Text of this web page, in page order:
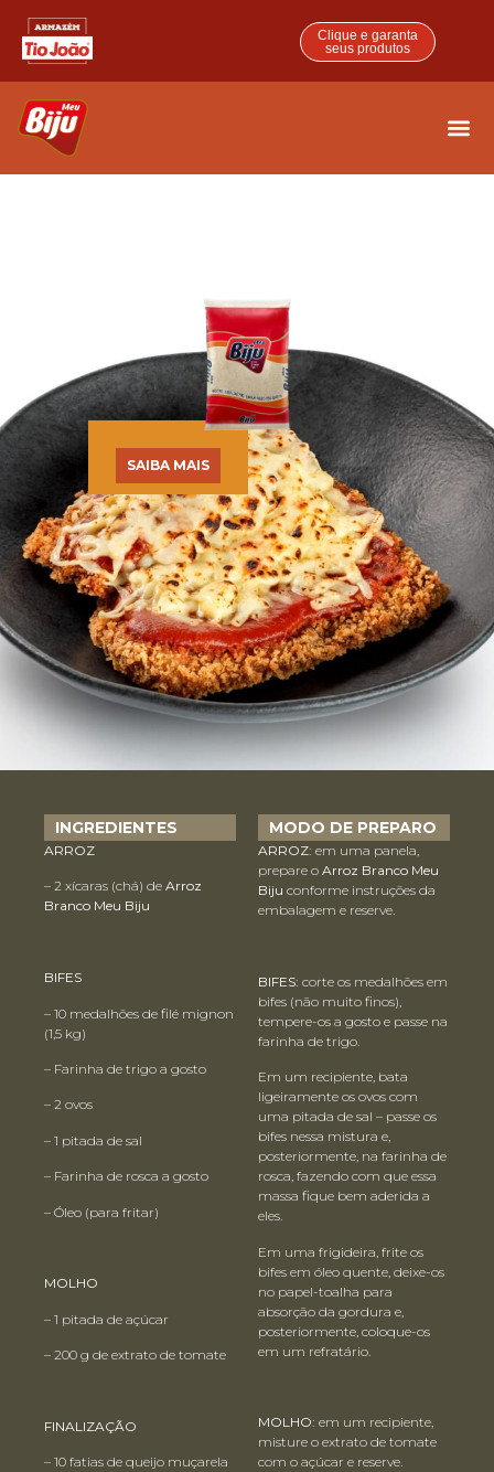
Clique e garanta
seus produtos
SAIBA MAIS
INGREDIENTES
ARROZ
– 2 xícaras (chá) de Arroz
Branco Meu Biju
BIFES
– 10 medalhões de filé mignon
(1,5 kg)
– Farinha de trigo a gosto
– 2 ovos
– 1 pitada de sal
– Farinha de rosca a gosto
– Óleo (para fritar)
MOLHO
– 1 pitada de açúcar
– 200 g de extrato de tomate
FINALIZAÇÃO
– 10 fatias de queijo muçarela
MODO DE PREPARO
ARROZ: em uma panela,
prepare o Arroz Branco Meu
Biju conforme instruções da
embalagem e reserve.
BIFES: corte os medalhões em
bifes (não muito finos),
tempere-os a gosto e passe na
farinha de trigo.
Em um recipiente, bata
ligeiramente os ovos com
uma pitada de sal – passe os
bifes nessa mistura e,
posteriormente, na farinha de
rosca, fazendo com que essa
massa fique bem aderida a
eles.
Em uma frigideira, frite os
bifes em óleo quente, deixe-os
no papel-toalha para
absorção da gordura e,
posteriormente, coloque-os
em um refratário.
MOLHO: em um recipiente,
misture o extrato de tomate
com o açúcar e reserve.